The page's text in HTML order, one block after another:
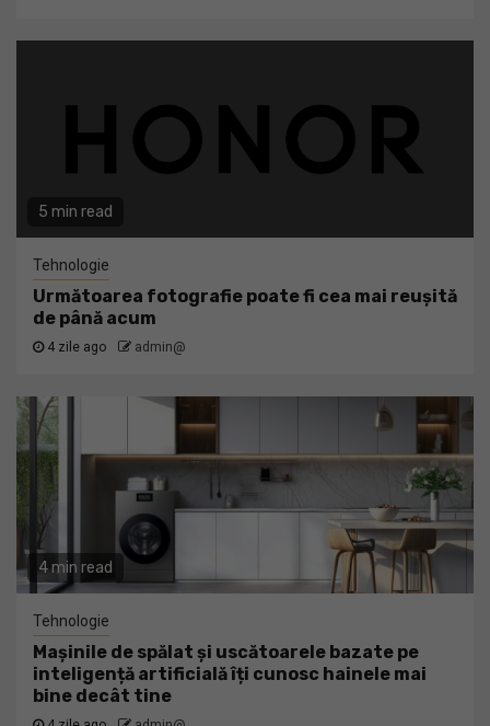
5 min read
Tehnologie
Următoarea fotografie poate fi cea mai reușită
de până acum
4 zile ago admin@
4 min read
Tehnologie
Mașinile de spălat și uscătoarele bazate pe
inteligență artificială îți cunosc hainele mai
bine decât tine